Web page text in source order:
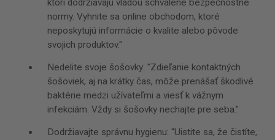
ktorí dodržiavajú vládou schválené bezpečnostné
normy. Vyhnite sa online obchodom, ktoré
neposkytujú informácie o kvalite alebo pôvode
svojich produktov."
Nedelite svoje šošovky: "Zdieľanie kontaktných
šošoviek, aj na krátky čas, môže prenášať škodlivé
baktérie medzi užívateľmi a viesť k vážnym
infekciám. Vždy si šošovky nechajte pre seba."
Dodržiavajte správnu hygienu: "Uistite sa, že čistíte,